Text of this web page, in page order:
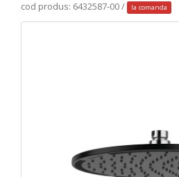
cod produs: 6432587-00 / la comanda